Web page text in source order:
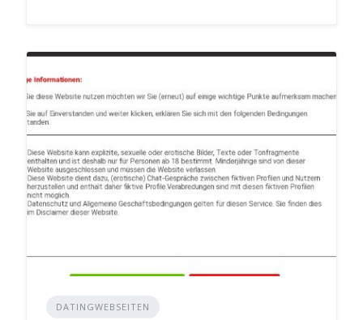
DATINGWEBSEITEN